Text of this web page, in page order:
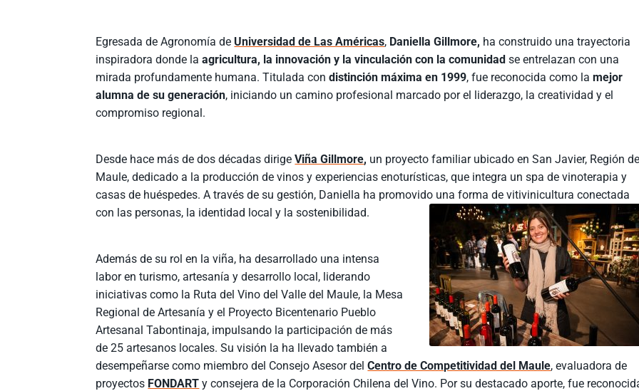
Egresada de Agronomía de Universidad de Las Américas, Daniella Gillmore, ha construido una trayectoria
inspiradora donde laagricultura, la innovación y la vinculación con la comunidad se entrelazan con una
mirada profundamente humana. Titulada condistinción máxima en 1999, fue reconocida como lamejor
alumna de su generación, iniciando un camino profesional marcado por el liderazgo, la creatividad y el
compromiso regional.
Desde hace más de dos décadas dirigeViña Gillmore, un proyecto familiar ubicado en San Javier, Región
Maule, dedicado a la producción de vinos y experiencias enoturísticas, que integra un spa de vinoterapia y
casas de huéspedes. A través de su gestión, Daniella ha promovido una forma de vitivinicultura conectada
con las personas, la identidad local y la sostenibilidad.
Además de su rol en la viña, ha desarrollado una intensa
labor en turismo, artesanía y desarrollo local, liderando
iniciativas como la Ruta del Vino del Valle del Maule, la Mesa
Regional de Artesanía y el Proyecto Bicentenario Pueblo
Artesanal Tabontinaja, impulsando la participación de más
de 25 artesanos locales. Su visión la ha llevado también a
desempeñarse como miembro del Consejo Asesor delCentro de Competitividad del Maule, evaluadora de
proyectos FONDART y consejera de la Corporación Chilena del Vino. Por su destacado aporte, fue